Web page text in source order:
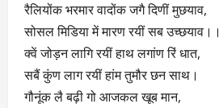
रैलियोंक भरमार वादोंक जगै दिणीं मुछयाव,
सोसल मिडिया में मारण रयीं सब उच्छयाव।।
क्वें जोड़न लागि रयीं हाथ लगांण रिं धात,
सबैं कुंण लाग रयीं हांम तुमौर छन साथ।
गौनूंक लै बढ़ी गो आजकल खूब मान,